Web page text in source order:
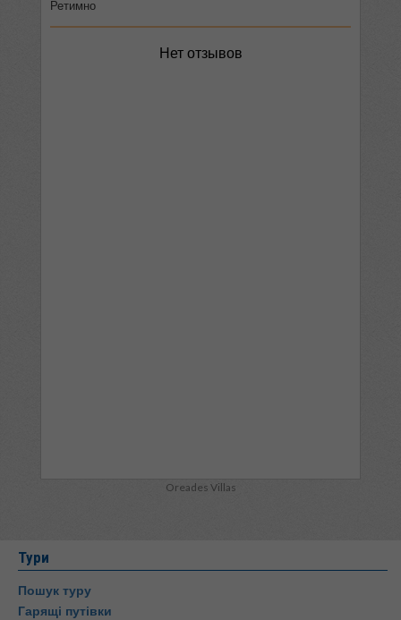
Oreades Villas
Тури
Пошук туру
Гарящі путівки